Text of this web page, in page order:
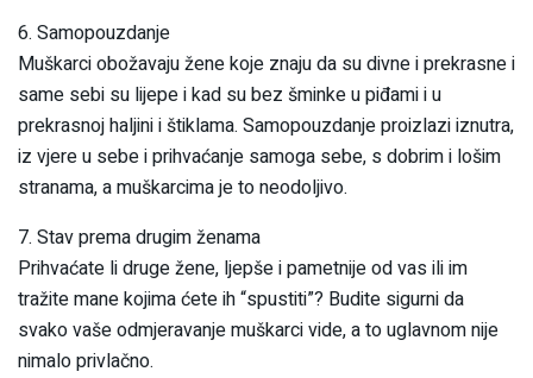
6. Samopouzdanje
Muškarci obožavaju žene koje znaju da su divne i prekrasne i
same sebi su lijepe i kad su bez šminke u piđami i u
prekrasnoj haljini i štiklama. Samopouzdanje proizlazi iznutra,
iz vjere u sebe i prihvaćanje samoga sebe, s dobrim i lošim
stranama, a muškarcima je to neodoljivo.
7. Stav prema drugim ženama
Prihvaćate li druge žene, ljepše i pametnije od vas ili im
tražite mane kojima ćete ih “spustiti”? Budite sigurni da
svako vaše odmjeravanje muškarci vide, a to uglavnom nije
nimalo privlačno.